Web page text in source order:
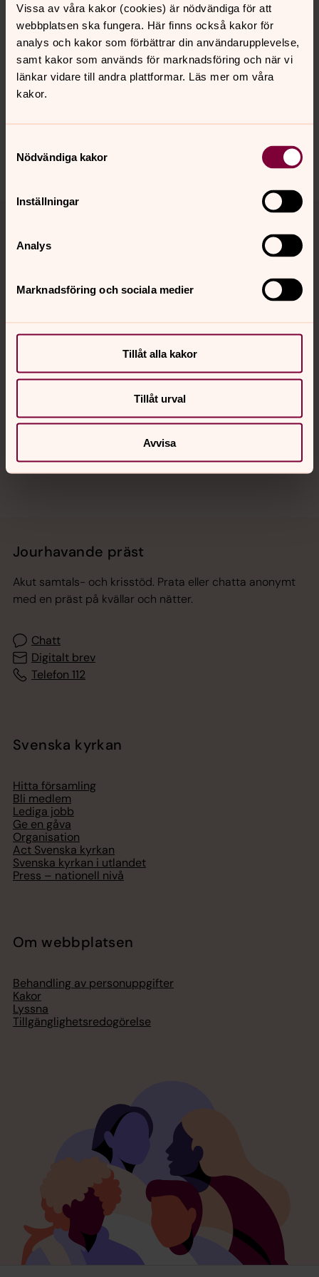
Vissa av våra kakor (cookies) är nödvändiga för att
webbplatsen ska fungera. Här finns också kakor för
analys och kakor som förbättrar din användarupplevelse,
samt kakor som används för marknadsföring och när vi
länkar vidare till andra plattformar. Läs mer om våra
kakor.
Nödvändiga kakor
Inställningar
Analys
Marknadsföring och sociala medier
Tillåt alla kakor
Tillåt urval
Avvisa
Senast ändrad 26 juni 2024
Synpunkter eller frågor på sidans
innehåll?
Tillbaka till toppen
Tillbaka till innehållet
Kalender
Hitta snabbt
Jourhavande präst
Akut samtals- och krisstöd. Prata eller chatta anonymt
med en präst på kvällar och nätter.
Chatt
Digitalt brev
Telefon 112
Svenska kyrkan
Hitta församling
Bli medlem
Lediga jobb
Ge en gåva
Organisation
Act Svenska kyrkan
Svenska kyrkan i utlandet
Press – nationell nivå
Om webbplatsen
Behandling av personuppgifter
Kakor
Lyssna
Tillgänglighetsredogörelse